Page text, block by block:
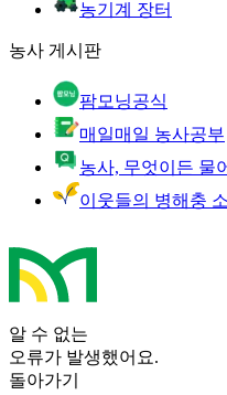
농기계 장터
농사 게시판
팜모닝공식
매일매일 농사공부
농사, 무엇이든 물
이웃들의 병해충
알 수 없는
오류가 발생했어요.
돌아가기